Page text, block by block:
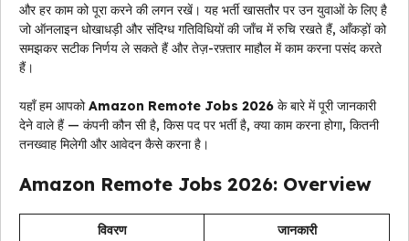
और हर काम को पूरा करने की लगन रखें। यह भर्ती खासतौर पर उन युवाओं के लिए है
जो ऑनलाइन धोखाधड़ी और संदिग्ध गतिविधियों की जाँच में रुचि रखते हैं, आँकड़ों को
समझकर सटीक निर्णय ले सकते हैं और तेज़-रफ़्तार माहौल में काम करना पसंद करते
हैं।
यहाँ हम आपकोAmazon Remote Jobs 2026 के बारे में पूरी जानकारी
देने वाले हैं — कंपनी कौन सी है, किस पद पर भर्ती है, क्या काम करना होगा, कितनी
तनख्वाह मिलेगी और आवेदन कैसे करना है।
Amazon Remote Jobs 2026: Overview
विवरण जानकारी